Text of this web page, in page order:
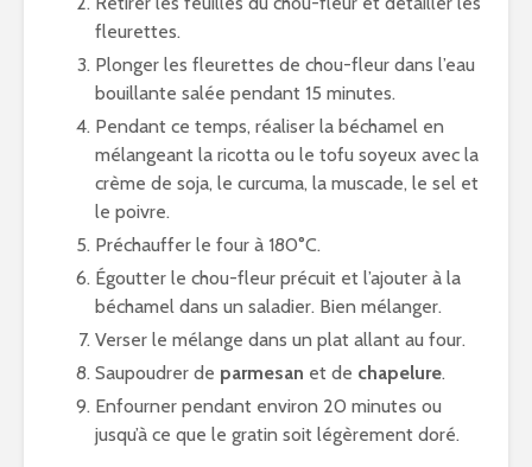
fleurettes.
Plonger les fleurettes de chou-fleur dans l’eau
bouillante salée pendant 15 minutes.
Pendant ce temps, réaliser la béchamel en
mélangeant la ricotta ou le tofu soyeux avec la
crème de soja, le curcuma, la muscade, le sel et
le poivre.
Préchauffer le four à 180°C.
Égoutter le chou-fleur précuit et l’ajouter à la
béchamel dans un saladier. Bien mélanger.
Verser le mélange dans un plat allant au four.
Saupoudrer de parmesan et de chapelure.
Enfourner pendant environ 20 minutes ou
jusqu’à ce que le gratin soit légèrement doré.